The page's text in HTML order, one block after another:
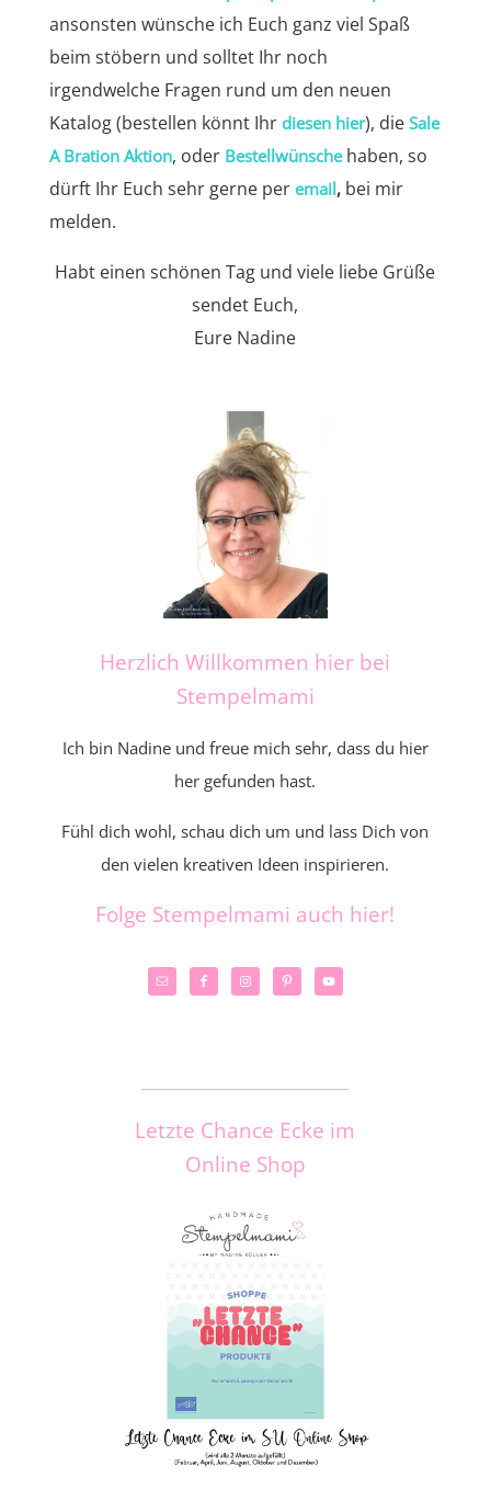
ansonsten wünsche ich Euch ganz viel Spaß
beim stöbern und solltet Ihr noch
irgendwelche Fragen rund um den neuen
Katalog (bestellen könnt Ihr diesen hier), die Sale
A Bration Aktion, oder Bestellwünschehaben, so
dürft Ihr Euch sehr gerne per email,bei mir
melden.
Habt einen schönen Tag und viele liebe Grüße
sendet Euch,
Eure Nadine
Herzlich Willkommen hier bei
Stempelmami
Ich bin Nadine und freue mich sehr, dass du hier
her gefunden hast.
Fühl dich wohl, schau dich um und lass Dich von
den vielen kreativen Ideen inspirieren.
Folge Stempelmami auch hier!
Letzte Chance Ecke im
Online Shop